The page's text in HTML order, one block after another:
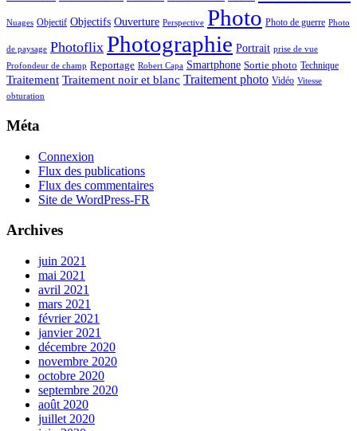
Nuages Objectif Objectifs Ouverture Perspective Photo Photo de guerre Photo
de paysage Photoflix Photographie Portrait prise de vue
Profondeur de champ Reportage Robert Capa Smartphone Sortie photo Technique
Traitement Traitement noir et blanc Traitement photo Vidéo Vitesse
obturation
Méta
Connexion
Flux des publications
Flux des commentaires
Site de WordPress-FR
Archives
juin 2021
mai 2021
avril 2021
mars 2021
février 2021
janvier 2021
décembre 2020
novembre 2020
octobre 2020
septembre 2020
août 2020
juillet 2020